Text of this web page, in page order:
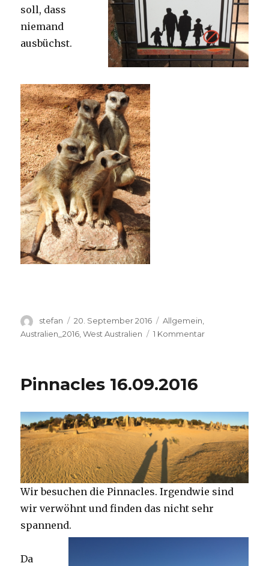
soll, dass
niemand
ausbüchst.
Autor
stefan
Veröffentlicht
am
20. September 2016 Kategorien
Allgemein,
Australien_2016 ,West Australien 1 Kommentarzu
Pinnacles 16.09.2016
Wir besuchen die Pinnacles. Irgendwie sind
wir verwöhnt und finden das nicht sehr
spannend.
Da